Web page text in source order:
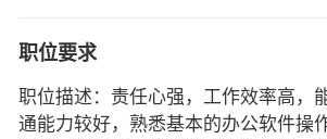
职位要求
职位描述：责任心强，工作效率高，
通能力较好，熟悉基本的办公软件操